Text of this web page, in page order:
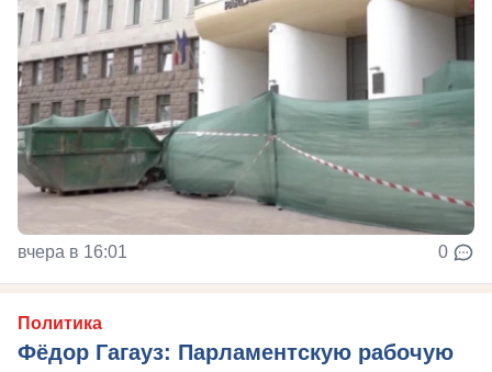
вчера в 16:01 0
Политика
Фёдор Гагауз: Парламентскую рабочую